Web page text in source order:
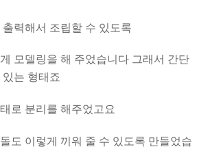
력해서 조립할 수 있도록
모델링을 해 주었습니다 그래서 간단
는 형태죠
로 분리를 해주었고요
도 이렇게 끼워 줄 수 있도록 만들었습